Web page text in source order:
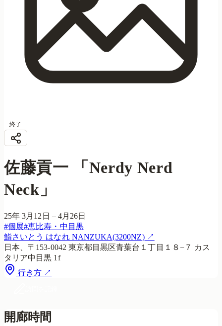
終了
佐藤貢一 「Nerdy Nerd
Neck」
25年 3月12日 – 4月26日
#個展#恵比寿・中目黒
鮨さいとう はなれ NANZUKA(3200NZ)↗
日本、〒153-0042 東京都目黒区青葉台１丁目１８−７ カス
タリア中目黒 1f
行き方 ↗
開廊時間